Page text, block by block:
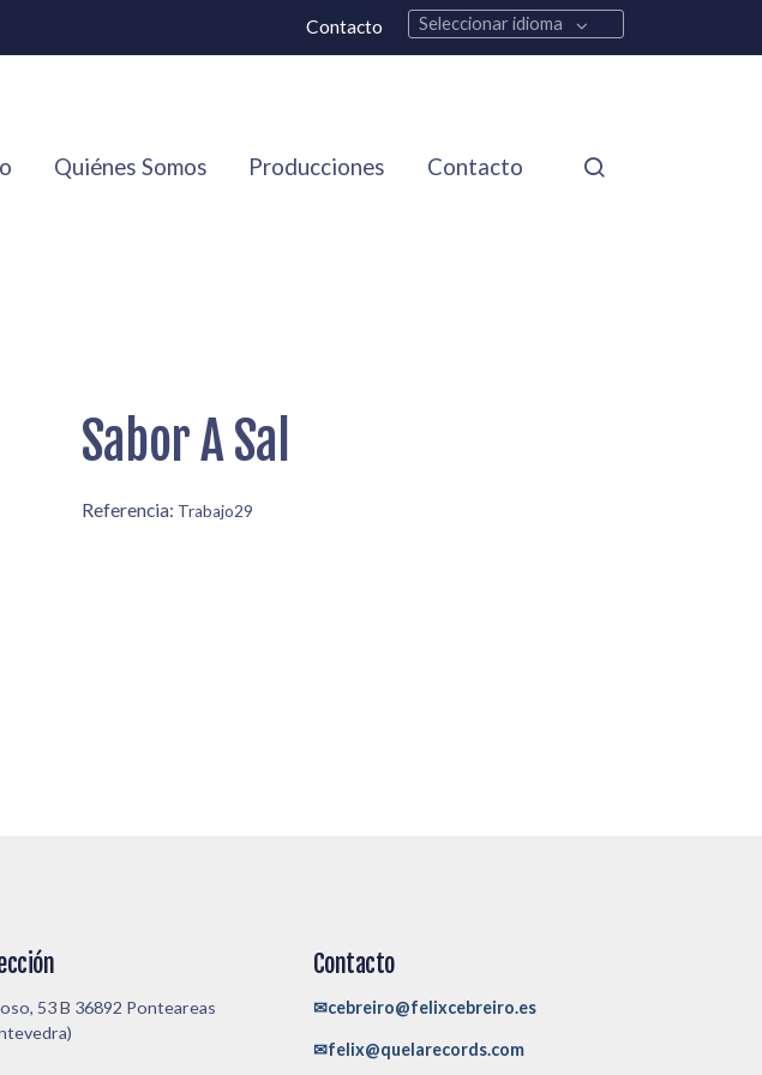
Contacto Seleccionar idioma
Quiénes Somos Producciones Contacto
Sabor A Sal
Referencia: Trabajo29
53 B 36892 Ponteareas
Contacto
✉cebreiro@felixcebreiro.es
✉felix@quelarecords.com